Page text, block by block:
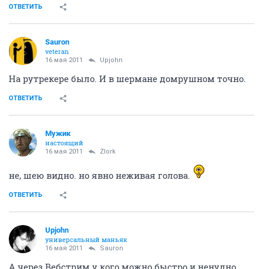
ОТВЕТИТЬ
Sauron
veteran
16 мая 2011 Upjohn
На рутрекере было. И в шермане домрушном точно.
ОТВЕТИТЬ
Мужик
настоящий
16 мая 2011 Zlork
не, шею видно. но явно неживая голова.
ОТВЕТИТЬ
Upjohn
универсальный маньяк
16 мая 2011 Sauron
А через Вебстрим у кого можно быстро и ненудно